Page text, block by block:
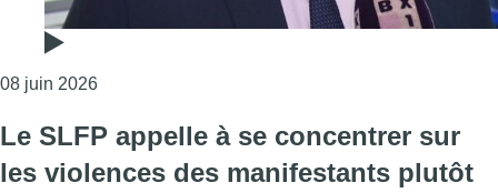
08 juin 2026Consulter l'article "La police accusée de
Le SLFP appelle à se concentrer sur
les violences des manifestants plutôt